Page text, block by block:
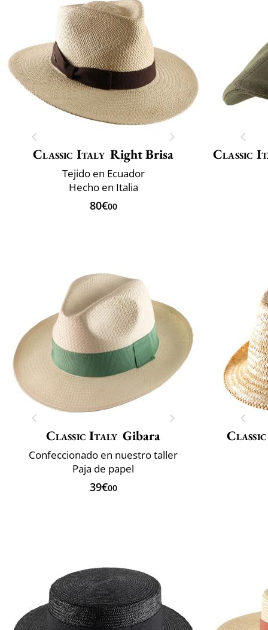
Classic Italy Right Brisa
Tejido en Ecuador
Hecho en Italia
80€00
Classic
Classic Italy Gibara
Confeccionado en nuestro taller
Paja de papel
39€00